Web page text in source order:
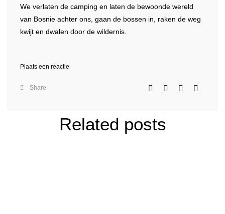
We verlaten de camping en laten de bewoonde wereld
van Bosnie achter ons, gaan de bossen in, raken de weg
kwijt en dwalen door de wildernis.
Plaats een reactie
Share
Related posts